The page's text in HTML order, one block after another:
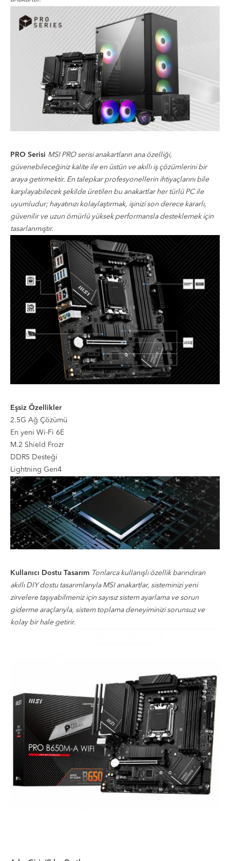
PRO Serisi MSI PRO serisi anakartların ana özelliği,
güvenebileceğiniz kalite ile en üstün ve akıllı iş çözümlerini bir
araya getirmektir. En talepkar profesyonellerin ihtiyaçlarını bile
karşılayabilecek şekilde üretilen bu anakartlar her türlü PC ile
uyumludur; hayatınızı kolaylaştırmak, işinizi son derece kararlı,
güvenilir ve uzun ömürlü yüksek performansla desteklemek için
tasarlanmıştır.
Eşsiz Özellikler
2.5G Ağ Çözümü
En yeni Wi-Fi 6E
M.2 Shield Frozr
DDR5 Desteği
Lightning Gen4
Kullanıcı Dostu Tasarım Tonlarca kullanışlı özellik barındıran
akıllı DIY dostu tasarımlarıyla MSI anakartlar, sisteminizi yeni
zirvelere taşıyabilmeniz için sayısız sistem ayarlama ve sorun
giderme araçlarıyla, sistem toplama deneyiminizi sorunsuz ve
kolay bir hale getirir.